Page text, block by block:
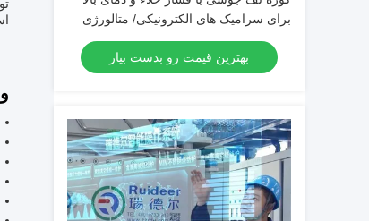
برای سرامیک های الکترونیکی/ متالورژی
پودر/ مواد مغناطیسی
بهترین قیمت رو بدست بیار